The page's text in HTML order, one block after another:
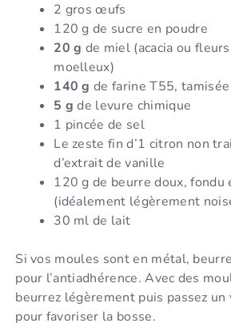
2 gros œufs
120 g de sucre en poudre
20 g de miel (acacia ou
moelleux)
140 g de farine T55, tamisée
5 g de levure chimique
1 pincée de sel
Le zeste fin d’1 citron non
d’extrait de vanille
120 g de beurre doux, fondu
(idéalement légèrement
30 ml de lait
Si vos moules sont en métal,
pour l’antiadhérence. Avec des
beurrez légèrement puis passez
pour favoriser la bosse.